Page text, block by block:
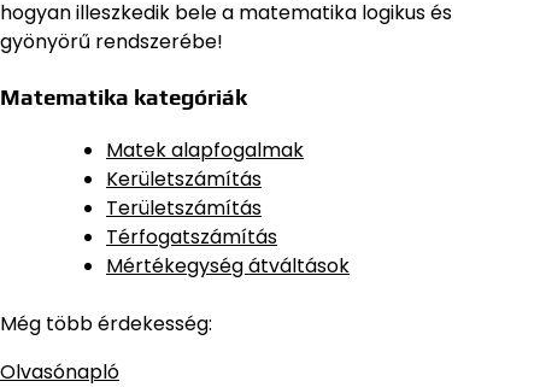
hogyan illeszkedik bele a matematika logikus és
gyönyörű rendszerébe!
Matematika kategóriák
Matek alapfogalmak
Kerületszámítás
Területszámítás
Térfogatszámítás
Mértékegység átváltások
Még több érdekesség:
Olvasónapló